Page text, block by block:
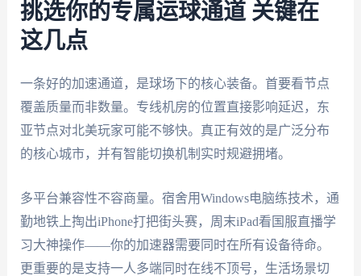
挑选你的专属运球通道 关键在
这几点
一条好的加速通道，是球场下的核心装备。首要看节点
覆盖质量而非数量。专线机房的位置直接影响延迟，东
亚节点对北美玩家可能不够快。真正有效的是广泛分布
的核心城市，并有智能切换机制实时规避拥堵。
多平台兼容性不容商量。宿舍用Windows电脑练技术，通
勤地铁上掏出iPhone打把街头赛，周末iPad看国服直播学
习大神操作——你的加速器需要同时在所有设备待命。
更重要的是支持一人多端同时在线不顶号，生活场景切